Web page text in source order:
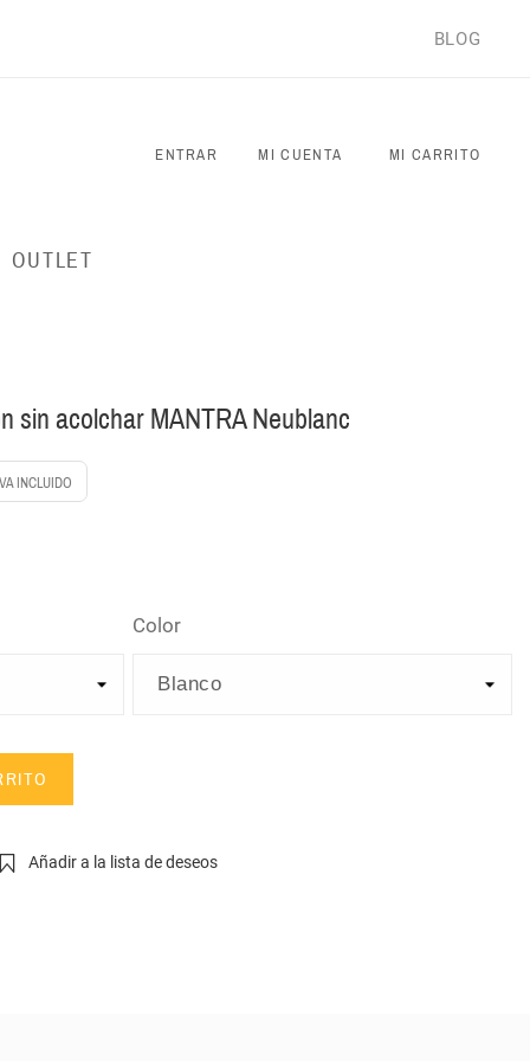
BLOG
ENTRAR MI CUENTA MI CARRITO
OUTLET
sin acolchar MANTRA Neublanc
IVA INCLUIDO
Color
Añadir a la lista de deseos